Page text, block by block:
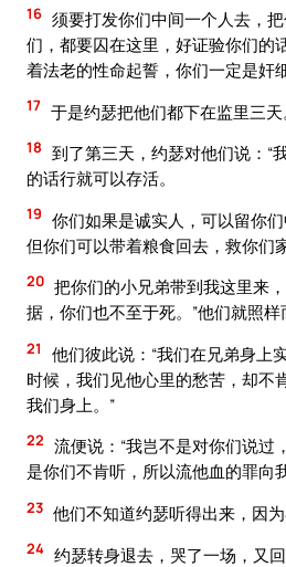
16 须要打发你们中间一个人去，
们，都要囚在这里，好证验你们的
着法老的性命起誓，你们一定是奸
17 于是约瑟把他们都下在监里三天
18 到了第三天，约瑟对他们说：“
的话行就可以存活。
19 你们如果是诚实人，可以留你
但你们可以带着粮食回去，救你们
20 把你们的小兄弟带到我这里来
据，你们也不至于死。”他们就照样
21
他们彼此说：“我们在兄弟身上
时候，我们见他心里的愁苦，却不
我们身上。”
22 流便说：“我岂不是对你们说过
是你们不肯听，所以流他血的罪向
23 他们不知道约瑟听得出来，因
24 约瑟转身退去，哭了一场，又